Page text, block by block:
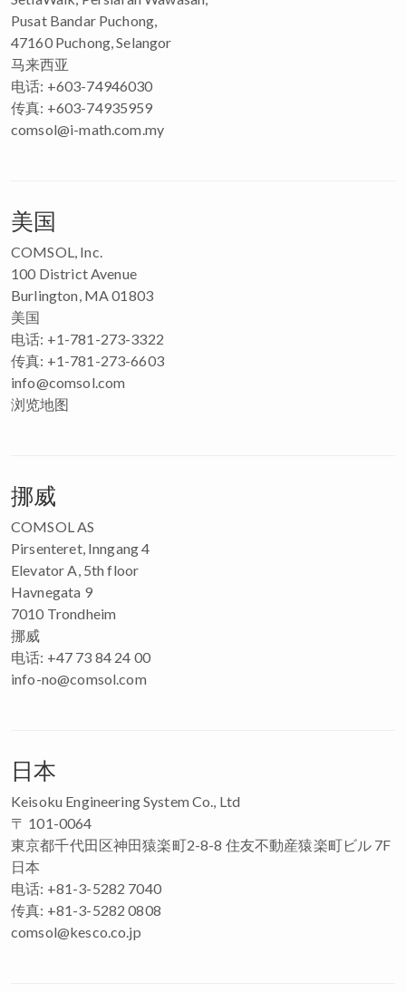
Pusat Bandar Puchong,
47160 Puchong, Selangor
马来西亚
电话: +603-74946030
传真: +603-74935959
comsol@i-math.com.my
美国
COMSOL, Inc.
100 District Avenue
Burlington, MA 01803
美国
电话: +1-781-273-3322
传真: +1-781-273-6603
info@comsol.com
浏览地图
挪威
COMSOL AS
Pirsenteret, Inngang 4
Elevator A, 5th floor
Havnegata 9
7010 Trondheim
挪威
电话: +47 73 84 24 00
info-no@comsol.com
日本
Keisoku Engineering System Co., Ltd
〒 101-0064
東京都千代田区神田猿楽町2-8-8 住友不動産猿楽町ビル 7F
日本
电话: +81-3-5282 7040
传真: +81-3-5282 0808
comsol@kesco.co.jp